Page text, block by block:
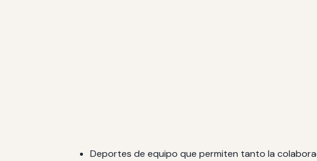
Deportes de equipo que permiten tanto la